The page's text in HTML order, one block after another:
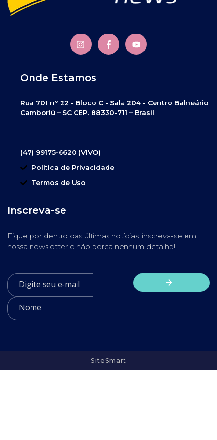
Onde Estamos
Rua 701 nº 22 - Bloco C - Sala 204 - Centro Balneário
Camboriú – SC CEP. 88330-711 – Brasil
(47) 99175-6620 (VIVO)
Política de Privacidade
Termos de Uso
Inscreva-se
Fique por dentro das últimas notícias, inscreva-se em
nossa newsletter e não perca nenhum detalhe!
SiteSmart